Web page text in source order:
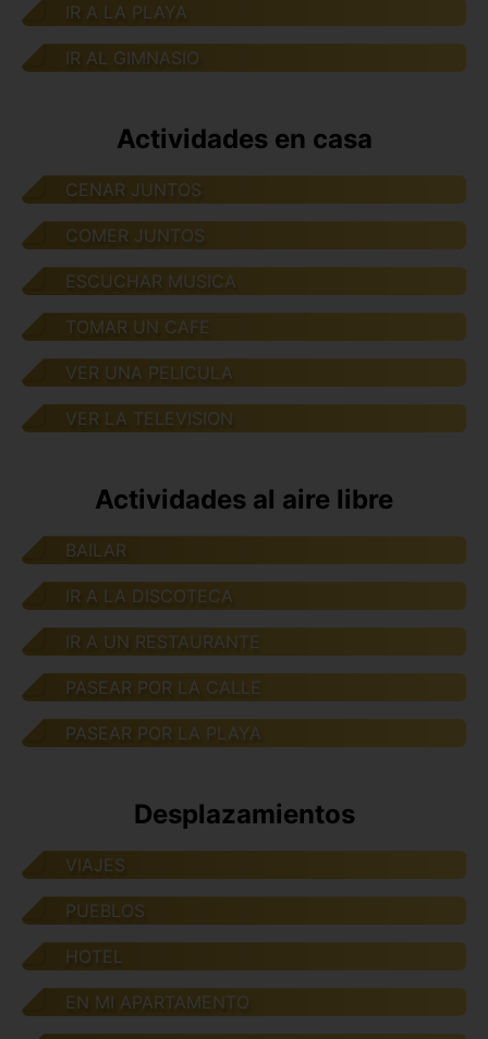
IR A LA PLAYA
IR AL GIMNASIO
Actividades en casa
CENAR JUNTOS
COMER JUNTOS
ESCUCHAR MUSICA
TOMAR UN CAFE
VER UNA PELICULA
VER LA TELEVISION
Actividades al aire libre
BAILAR
IR A LA DISCOTECA
IR A UN RESTAURANTE
PASEAR POR LA CALLE
PASEAR POR LA PLAYA
Desplazamientos
VIAJES
PUEBLOS
HOTEL
EN MI APARTAMENTO